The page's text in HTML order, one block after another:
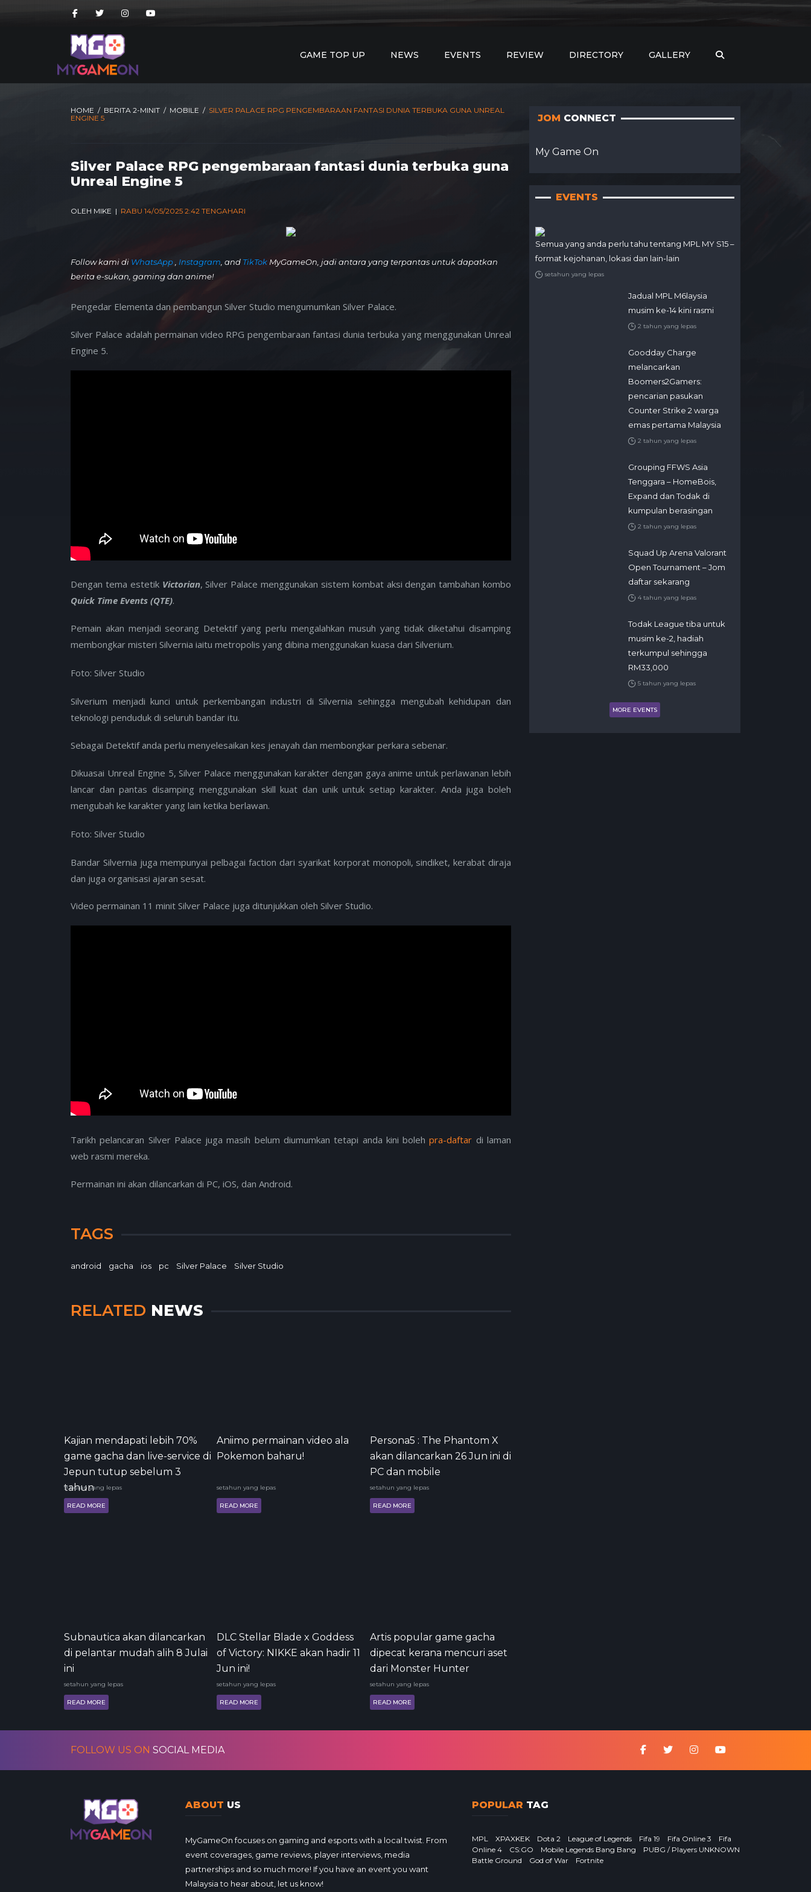
GAME TOP UP NEWS EVENTS REVIEW DIRECTORY GALLERY
HOME / BERITA 2-MINIT / MOBILE / SILVER PALACE RPG PENGEMBARAAN FANTASI DUNIA TERBUKA GUNA UNREAL
ENGINE 5
Silver Palace RPG pengembaraan fantasi dunia terbuka guna
Unreal Engine 5
OLEH MIKE | RABU 14/05/2025 2:42 TENGAHARI
Follow kami di WhatsApp Instagram , and TikTok MyGameOn, jadi antara yang terpantas untuk dapatkan
berita e-sukan, gaming dan anime!
Pengedar Elementa dan pembangun Silver Studio mengumumkan Silver Palace.
Silver Palace adalah permainan video RPG pengembaraan fantasi dunia terbuka yang menggunakan Unreal
Engine 5.
Dengan tema estetik Victorian, Silver Palace menggunakan sistem kombat aksi dengan tambahan kombo
Quick Time Events (QTE).
Pemain akan menjadi seorang Detektif yang perlu mengalahkan musuh yang tidak diketahui disamping
membongkar misteri Silvernia iaitu metropolis yang dibina menggunakan kuasa dari Silverium.
Foto: Silver Studio
Silverium menjadi kunci untuk perkembangan industri di Silvernia sehingga mengubah kehidupan dan
teknologi penduduk di seluruh bandar itu.
Sebagai Detektif anda perlu menyelesaikan kes jenayah dan membongkar perkara sebenar.
Dikuasai Unreal Engine 5, Silver Palace menggunakan karakter dengan gaya anime untuk perlawanan lebih
lancar dan pantas disamping menggunakan skill kuat dan unik untuk setiap karakter. Anda juga boleh
mengubah ke karakter yang lain ketika berlawan.
Foto: Silver Studio
Bandar Silvernia juga mempunyai pelbagai faction dari syarikat korporat monopoli, sindiket, kerabat diraja
dan juga organisasi ajaran sesat.
Video permainan 11 minit Silver Palace juga ditunjukkan oleh Silver Studio.
Tarikh pelancaran Silver Palace juga masih belum diumumkan tetapi anda kini bolehpra-daftar di laman
web rasmi mereka.
Permainan ini akan dilancarkan di PC, iOS, dan Android.
TAGS
android gacha ios pc Silver Palace Silver Studio
RELATED NEWS
Kajian mendapati lebih 70%
game gacha dan live-service di
Jepun tutup sebelum 3
tahun
9 bulan yang lepas
READ MORE
Aniimo permainan video ala
Pokemon baharu!
setahun yang lepas
READ MORE
Persona5 : The Phantom X
akan dilancarkan 26 Jun ini di
PC dan mobile
setahun yang lepas
READ MORE
Subnautica akan dilancarkan
di pelantar mudah alih 8 Julai
ini
setahun yang lepas
READ MORE
DLC Stellar Blade x Goddess
of Victory: NIKKE akan hadir 11
Jun ini!
setahun yang lepas
READ MORE
Artis popular game gacha
dipecat kerana mencuri aset
dari Monster Hunter
setahun yang lepas
READ MORE
JOM CONNECT
My Game On
EVENTS
Semua yang anda perlu tahu tentang MPL MY S15 –
format kejohanan, lokasi dan lain-lain
setahun yang lepas
Jadual MPL M6laysia
musim ke-14 kini rasmi
2 tahun yang lepas
Goodday Charge
melancarkan
Boomers2Gamers:
pencarian pasukan
Counter Strike 2 warga
emas pertama Malaysia
2 tahun yang lepas
Grouping FFWS Asia
Tenggara – HomeBois,
Expand dan Todak di
kumpulan berasingan
2 tahun yang lepas
Squad Up Arena Valorant
Open Tournament – Jom
daftar sekarang
4 tahun yang lepas
Todak League tiba untuk
musim ke-2, hadiah
terkumpul sehingga
RM33,000
5 tahun yang lepas
MORE EVENTS
FOLLOW US ON SOCIAL MEDIA
ABOUT US
MyGameOn focuses on gaming and esports with a local twist. From
event coverages, game reviews, player interviews, media
partnerships and so much more! If you have an event you want
Malaysia to hear about, let us know!
POPULAR TAG
MPL XPAXKEK Dota 2 League of Legends Fifa 19 Fifa Online 3
Fifa
Online 4
CS:GO Mobile Legends Bang Bang
PUBG / Players UNKNOWN
Battle Ground
God of War Fortnite